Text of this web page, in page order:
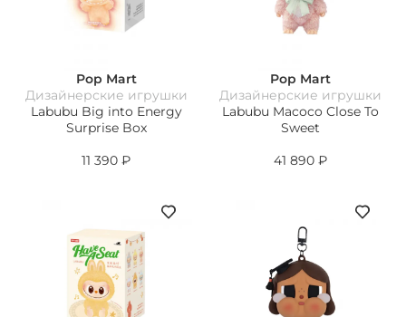
Pop Mart
Дизайнерские игрушки
Labubu Big into Energy
Surprise Box
11 390 ₽
Pop Mart
Дизайнерские игрушки
Labubu Macoco Close To
Sweet
41 890 ₽